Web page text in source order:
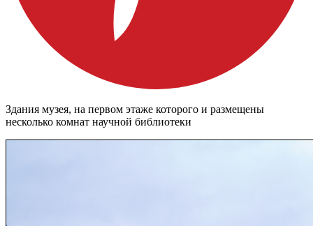
Здания музея, на первом этаже которого и размещены
несколько комнат научной библиотеки